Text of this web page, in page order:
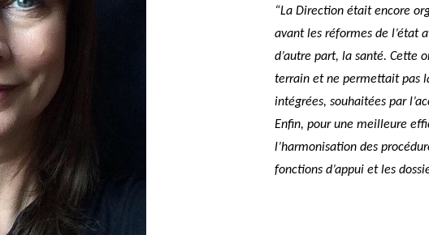
“La Direction était encore
avant les réformes de l’état
d’autre part, la santé. Cette
terrain et ne permettait pas
intégrées, souhaitées par
Enfin, pour une meilleure
l’harmonisation des
fonctions d’appui et les